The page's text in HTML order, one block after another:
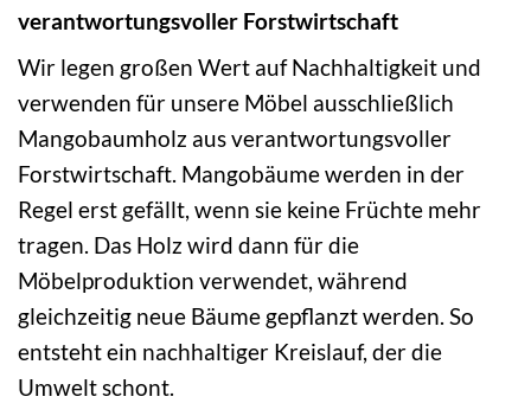
verantwortungsvoller Forstwirtschaft
Wir legen großen Wert auf Nachhaltigkeit und
verwenden für unsere Möbel ausschließlich
Mangobaumholz aus verantwortungsvoller
Forstwirtschaft. Mangobäume werden in der
Regel erst gefällt, wenn sie keine Früchte mehr
tragen. Das Holz wird dann für die
Möbelproduktion verwendet, während
gleichzeitig neue Bäume gepflanzt werden. So
entsteht ein nachhaltiger Kreislauf, der die
Umwelt schont.